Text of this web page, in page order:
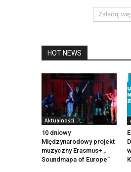
Załaduj
HOT NEWS
Aktualności
10 dniowy
Międzynarodowy projekt
muzyczny Erasmus+ „
Soundmapa of Europe”